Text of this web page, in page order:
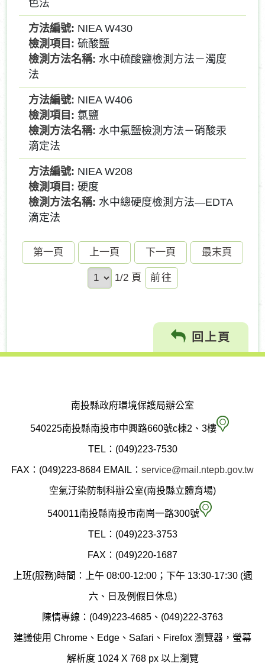
色法
NIEA W430
硫酸鹽
水中硫酸鹽檢測方法－濁度
法
NIEA W406
氯鹽
水中氯鹽檢測方法－硝酸汞
滴定法
NIEA W208
硬度
水中總硬度檢測方法—EDTA
滴定法
第一頁 上一頁 下一頁 最末頁
1/2 頁
前
往
回上頁
南投縣政府環境保護局辦公室
540225南投縣南投市中興路660號c棟2、3樓 南
縣
保
局
TEL：(049)223-7530
FAX：(049)223-8684 EMAIL： service@mail.ntepb.gov.tw
空氣汙染防制科辦公室(南投縣立體育場)
540011南投縣南投市南崗一路300號 空
染
制
科
TEL：(049)223-3753
FAX：(049)220-1687
上班(服務)時間：上午 08:00-12:00；下午 13:30-17:30 (週
六、日及例假日休息)
陳情專線：(049)223-4685、(049)222-3763
建議使用 Chrome、Edge、Safari、Firefox 瀏覽器，螢幕
解析度 1024 X 768 px 以上瀏覽